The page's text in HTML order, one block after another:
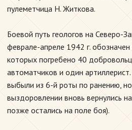
пулеметчица Н. Житкова.
Боевой путь геологов на Северо-
феврале-апреле 1942 г.
которых погребено 40
автоматчиков и один
выбыли из 6-й роты по ранению,
выздоровлении вновь вернулись
позже остались на поле боя).